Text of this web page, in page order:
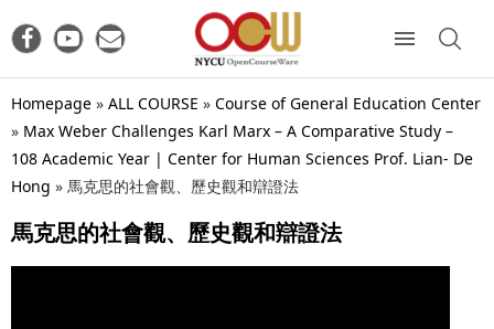
Homepage » ALL COURSE » Course of General Education Center
» Max Weber Challenges Karl Marx – A Comparative Study –
108 Academic Year | Center for Human Sciences Prof. Lian- De
Hong » 馬克思的社會觀、歷史觀和辯證法
馬克思的社會觀、歷史觀和辯證法